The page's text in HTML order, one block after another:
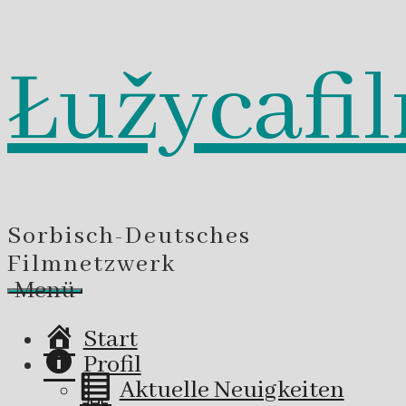
Zum
Inhalt
springen
Sorbisch-Deutsches
Filmnetzwerk
Menü
Start
Profil
Aktuelle Neuigkeiten